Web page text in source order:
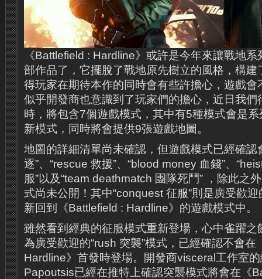
《Battlefield : Hardline》或許是今年來讓戰地
部作品了，它擺脫了戰地原先樹立的風格，構建
得玩家在期待本作的同時會有些許擔心，遊戲會
似乎開發商也意識到了玩家們的擔心，近日我們
時，將包含7個遊戲模式，其中有5種模式會是
新模式，同時將會提供9張遊戲地圖。
地圖的詳細清單尚未確認，但遊戲模式已經確認
逐”、“rescue 救援”、“blood money 血錢”、
服”以及“team deathmatch 團隊死鬥” ，除此之
式尚未公開！其中“conquest 征服”則是廣受歡
新回到《Battlefield : Hardline》的遊戲模式中。
雖然看到經典的征服模式重新登場，心中雀躍之
為廣受歡迎的“rush 突襲”模式，已經確認不會在
Hardline》首發時登場。開發商visceral工作室
Papoutsis已經在推特上確認突襲模式將會在《